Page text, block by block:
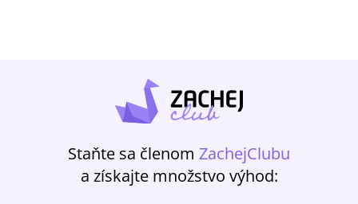
Staňte sa členom ZachejClubu
a získajte množstvo výhod: